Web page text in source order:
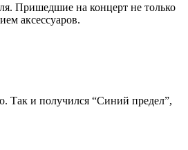
Пришедшие на концерт не только
аксессуаров.
Так и получился “Синий предел”,